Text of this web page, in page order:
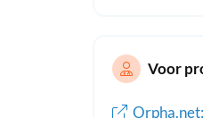
Voor